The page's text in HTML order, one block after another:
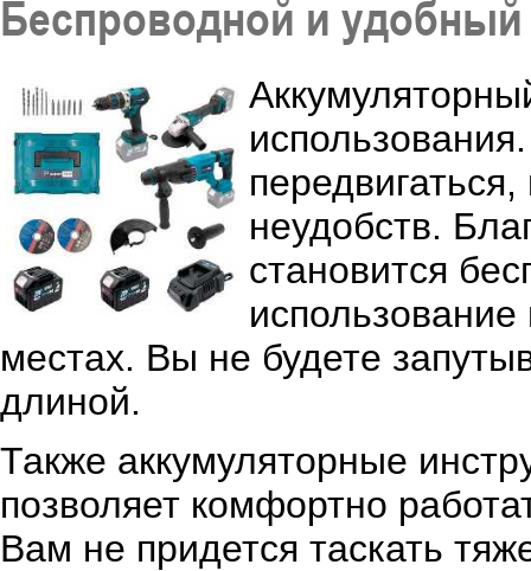
Беспроводной и удобный
неудобств.
становится
местах. Вы не будете
длиной.
Также аккумуляторные
позволяет комфортно
Вам не придется таскать